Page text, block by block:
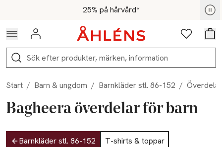
Hoppa till navigationsmenyn25% på hårvård*
För medlemmar - Shoppa nu
Logga in Favoriter
Sök
Start / Barn & ungdom / Barnkläder stl. 86-152 / Överdelar
Bagheera överdelar för barn
Hoppa till produktsidan
Barnkläder stl. 86-152
T-shirts & toppar